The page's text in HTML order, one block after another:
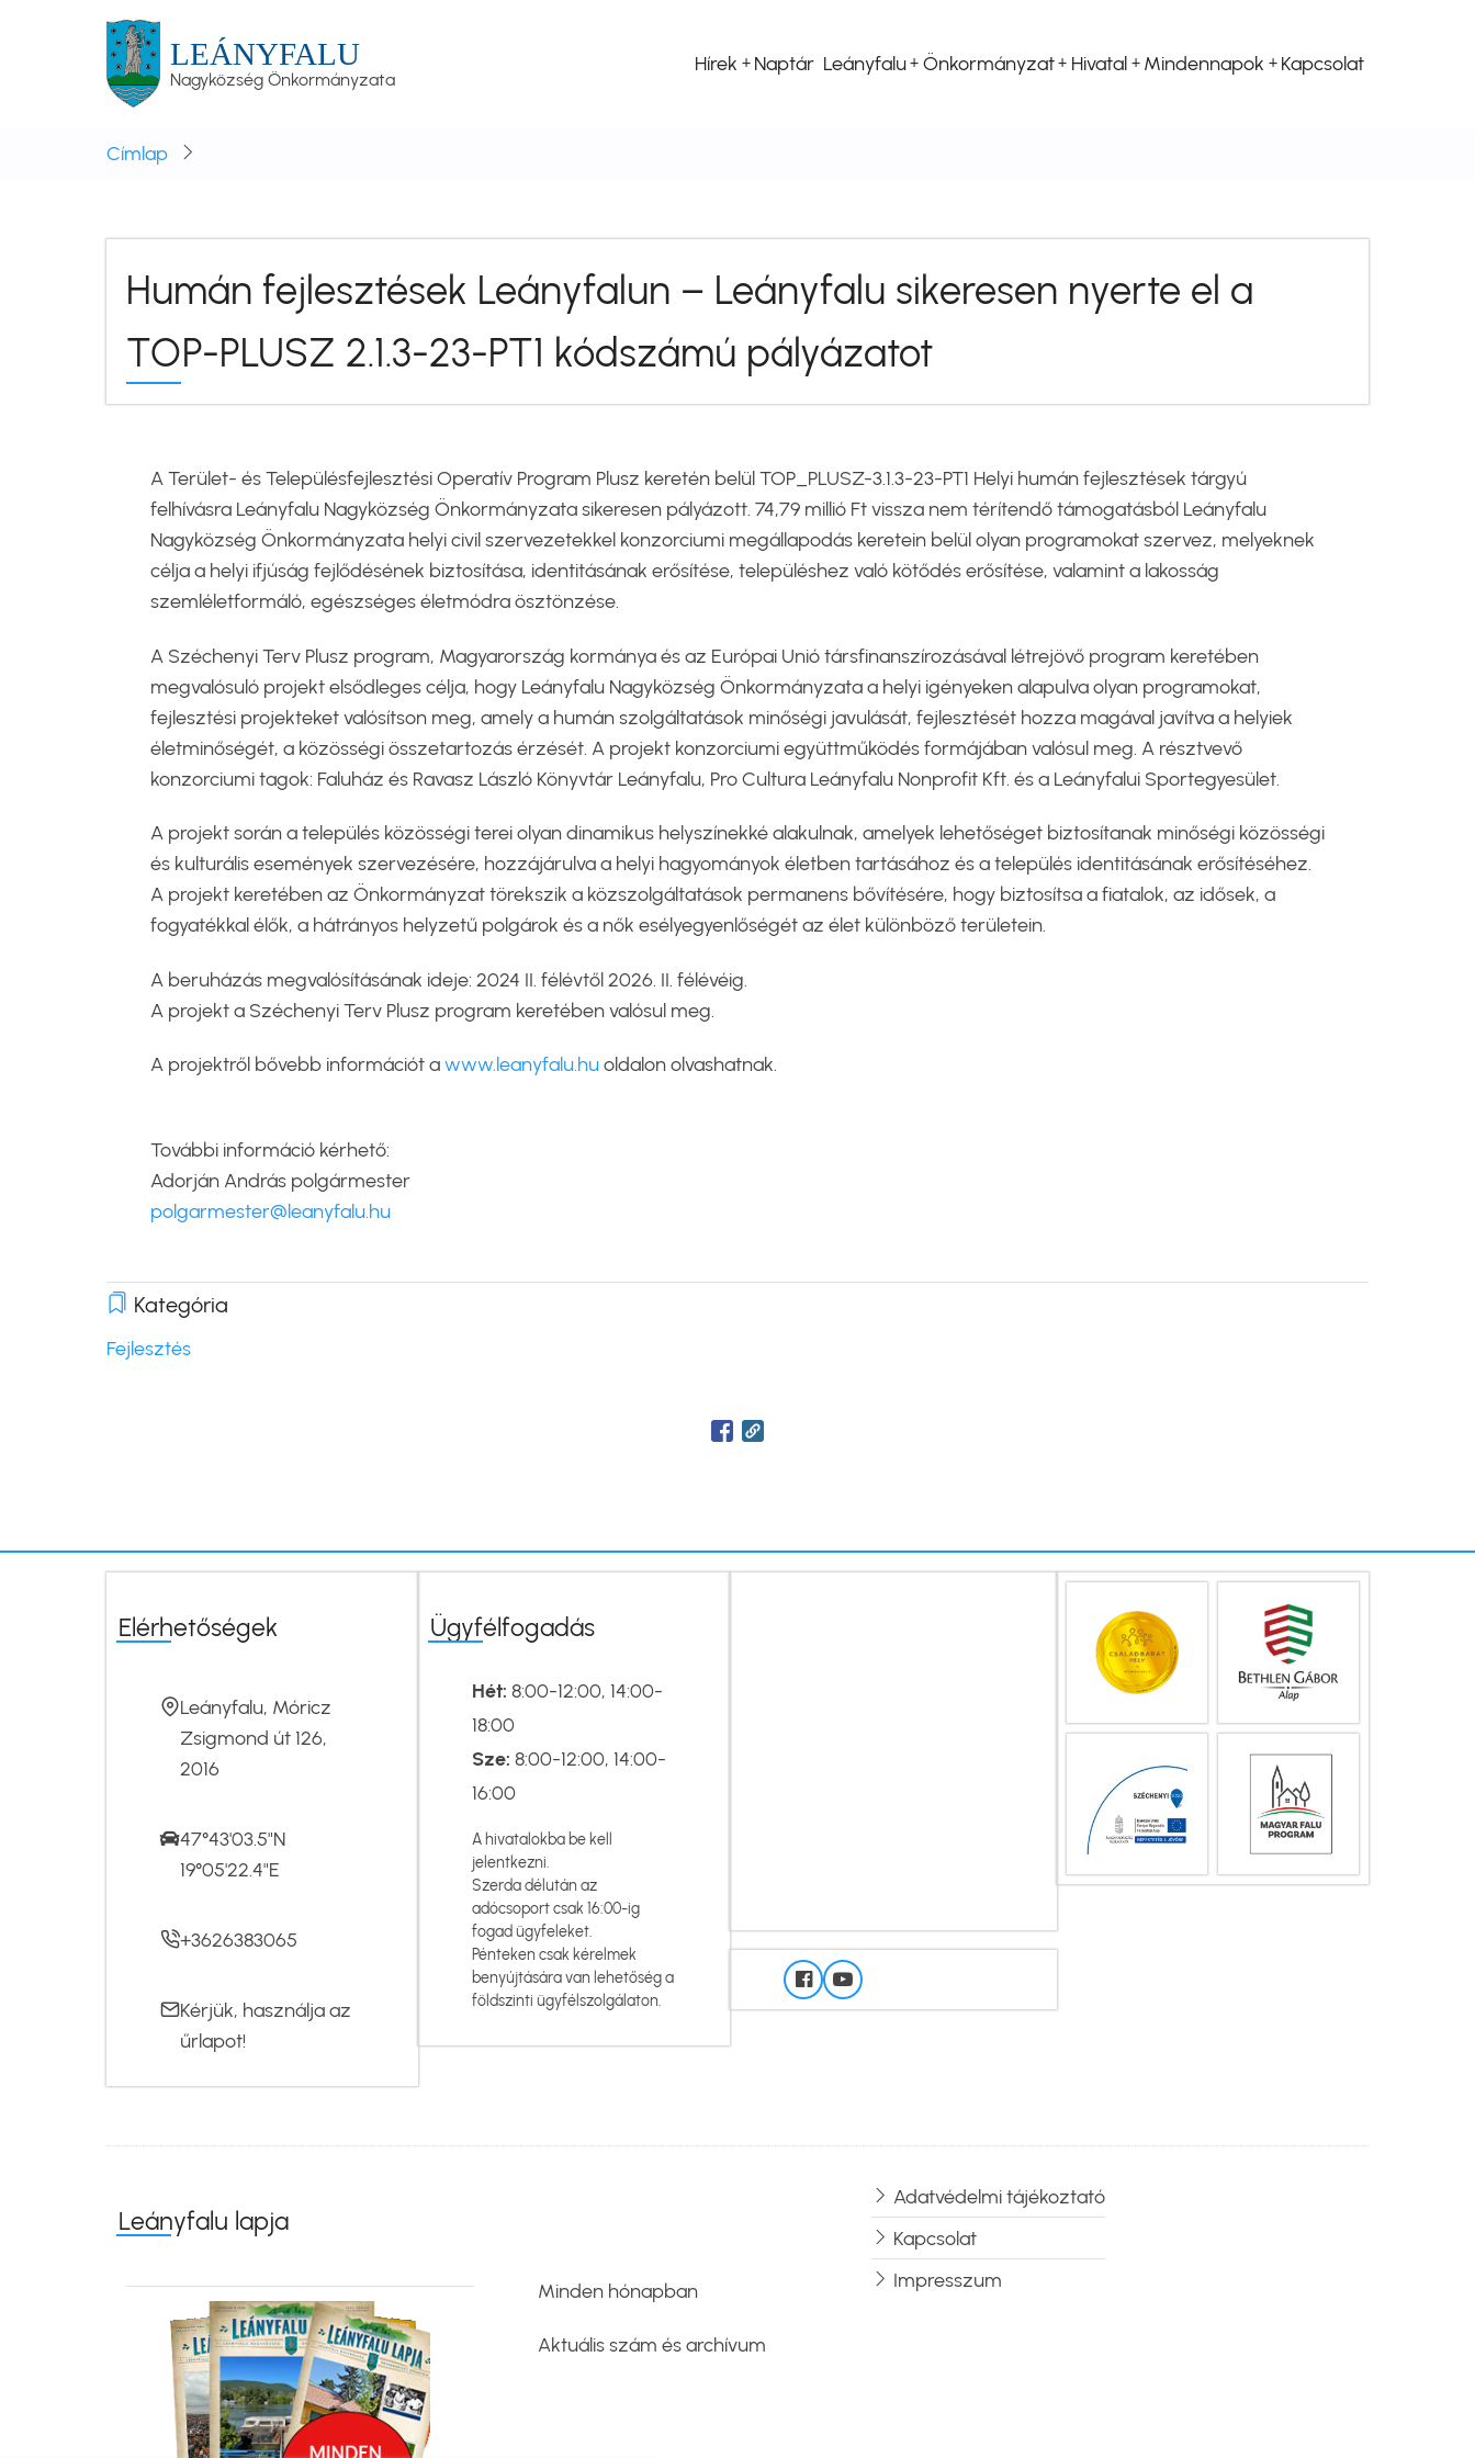
LEÁNYFALU
Nagyközség Önkormányzata
Hírek Naptár Leányfalu Önkormányzat Hivatal Mindennapok Kapcsolat
Címlap
Humán fejlesztések Leányfalun – Leányfalu sikeresen nyerte el a
TOP-PLUSZ 2.1.3-23-PT1 kódszámú pályázatot
A Terület- és Településfejlesztési Operatív Program Plusz keretén belül TOP_PLUSZ-3.1.3-23-PT1 Helyi humán fejlesztések tárgyú
felhívásra Leányfalu Nagyközség Önkormányzata sikeresen pályázott. 74,79 millió Ft vissza nem térítendő támogatásból Leányfalu
Nagyközség Önkormányzata helyi civil szervezetekkel konzorciumi megállapodás keretein belül olyan programokat szervez, melyeknek
célja a helyi ifjúság fejlődésének biztosítása, identitásának erősítése, településhez való kötődés erősítése, valamint a lakosság
szemléletformáló, egészséges életmódra ösztönzése.
A Széchenyi Terv Plusz program, Magyarország kormánya és az Európai Unió társfinanszírozásával létrejövő program keretében
megvalósuló projekt elsődleges célja, hogy Leányfalu Nagyközség Önkormányzata a helyi igényeken alapulva olyan programokat,
fejlesztési projekteket valósítson meg, amely a humán szolgáltatások minőségi javulását, fejlesztését hozza magával javítva a helyiek
életminőségét, a közösségi összetartozás érzését. A projekt konzorciumi együttműködés formájában valósul meg. A résztvevő
konzorciumi tagok: Faluház és Ravasz László Könyvtár Leányfalu, Pro Cultura Leányfalu Nonprofit Kft. és a Leányfalui Sportegyesület.
A projekt során a település közösségi terei olyan dinamikus helyszínekké alakulnak, amelyek lehetőséget biztosítanak minőségi közösségi
és kulturális események szervezésére, hozzájárulva a helyi hagyományok életben tartásához és a település identitásának erősítéséhez.
A projekt keretében az Önkormányzat törekszik a közszolgáltatások permanens bővítésére, hogy biztosítsa a fiatalok, az idősek, a
fogyatékkal élők, a hátrányos helyzetű polgárok és a nők esélyegyenlőségét az élet különböző területein.
A beruházás megvalósításának ideje: 2024 II. félévtől 2026. II. félévéig.
A projekt a Széchenyi Terv Plusz program keretében valósul meg.
A projektről bővebb információt awww.leanyfalu.huoldalon olvashatnak.
További információ kérhető:
Adorján András polgármester
polgarmester@leanyfalu.hu
Kategória
Fejlesztés
Elérhetőségek
Leányfalu, Móricz
Zsigmond út 126,
2016
47°43'03.5"N
19°05'22.4"E
+3626383065
Kérjük, használja az
űrlapot!
Ügyfélfogadás
Hét: 8:00-12:00, 14:00-
18:00
Sze: 8:00-12:00, 14:00-
16:00
A hivatalokba be kell
jelentkezni.
Szerda délután az
adócsoport csak 16:00-ig
fogad ügyfeleket.
Pénteken csak kérelmek
benyújtására van lehetőség a
földszinti ügyfélszolgálaton.
Leányfalu lapja
Minden hónapban
Aktuális szám és archívum
Lábléc
Adatvédelmi tájékoztató
Kapcsolat
Impresszum